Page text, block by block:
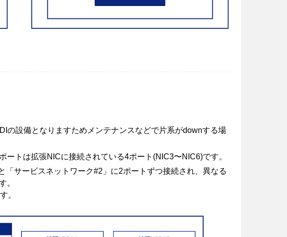
の設備となりますためメンテナンスなどで片系がdownする場
トは拡張NICに接続されている4ポート(NIC3〜NIC6)です。
サービスネットワーク#2」に2ポートずつ接続され、異なる
。
。